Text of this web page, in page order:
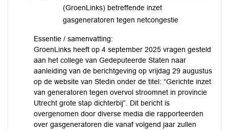
(GroenLinks) betreffende inzet
gasgeneratoren tegen netcongestie
Essentie / samenvatting:
GroenLinks heeft op 4 september 2025 vragen gesteld
aan het college van Gedeputeerde Staten naar
aanleiding van de berichtgeving op vrijdag 29 augustus
op de website van Stedin onder de titel: “Gerichte inzet
van generatoren tegen overvol stroomnet in provincie
Utrecht grote stap dichterbij”. Dit bericht is
overgenomen door diverse media die rapporteerden
over gasgeneratoren die vanaf volgend jaar zullen